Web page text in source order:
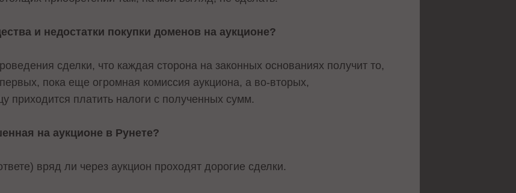
и недостатки покупки доменов на аукционе?
сделки, что каждая сторона на законных основаниях получит то,
пока еще огромная комиссия аукциона, а во-вторых,
приходится платить налоги с полученных сумм.
на аукционе в Рунете?
вряд ли через аукцион проходят дорогие сделки.